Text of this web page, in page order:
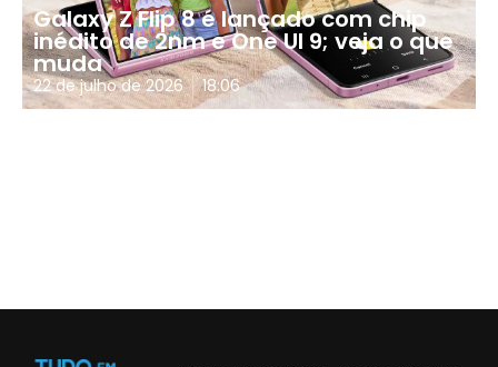
Galaxy Z Flip 8 é lançado com chip
inédito de 2nm e One UI 9; veja o que
muda
22 de julho de 2026 18:06